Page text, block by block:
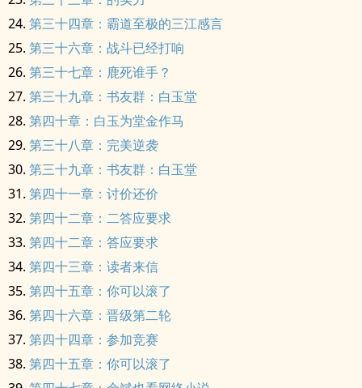
第三十四章：霸道至极的三江感言
第三十六章：战斗已经打响
第三十七章：鹿死谁手？
第三十九章：书友群：白玉堂
第四十章：白玉为堂金作马
第三十八章：完美逆袭
第三十九章：书友群：白玉堂
第四十一章：讨价还价
第四十二章：二答应要求
第四十二章：答应要求
第四十三章：读者来信
第四十五章：你可以滚了
第四十六章：晋级第二轮
第四十四章：参加竞赛
第四十五章：你可以滚了